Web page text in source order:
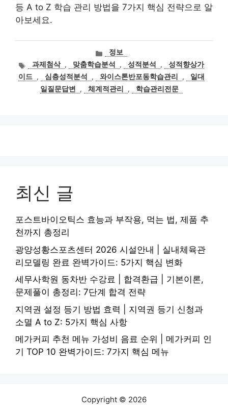
등 A to Z 학습 관리 방법을 7가지 핵심 전략으로 알
아보세요.
카
테
고
리
정보
태
그
과제첨삭 , 맞춤학습분석 , 성적분석 ,
성적향상가
이드 , 심층성적분석 , 와이스톤반포동학습관리 ,
일대
일질문답변
, 체계적관리 , 학습관리전문
최신 글
포스트바이오틱스 효능과 부작용, 먹는 법, 제품 추
천까지 총정리
광양성황스포츠센터 2026 시설안내 | 실내체육관
리모델링 완료 완벽가이드: 5가지 핵심 변화
세무사학원 동차반 수강료 | 합격환급 | 기본이론,
문제풀이 총정리: 7단계 합격 전략
지역권 설정 등기 방법 효력 | 지역권 등기 신청과
소멸 A to Z: 5가지 핵심 사항
메가커피 추천 메뉴 가성비 음료 순위 | 메가커피 인
기 TOP 10 완벽가이드: 7가지 핵심 메뉴
Copyright © 2026